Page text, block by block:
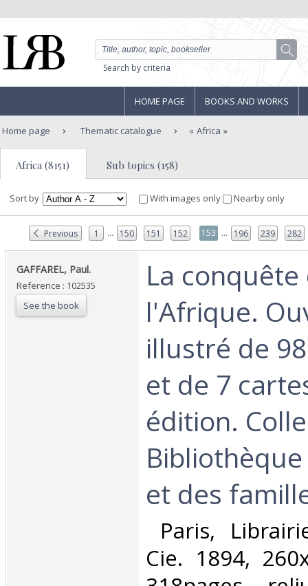
Search by criteria
HOME PAGE BOOKS AND WORKS
Home page Thematic catalogue Africa
Africa (8151) Sub topics (158)
Sort by With images only Nearby only
Previous 1 ... 150 151 152 153 ... 196 239 282
‎GAFFAREL, Paul.‎
Reference : 102535
See the book
‎La conquête
l'Afrique.
illustré de
et de 7
édition.
et des
Paris,
Cie. 1894,